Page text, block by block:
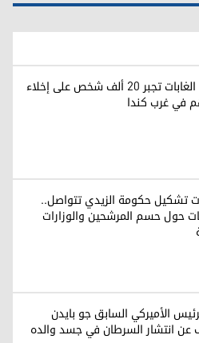
حرائق الغابات تجبر 20 ألف شخص على إخلاء
في غرب كندا
تشكيل حكومة الزيدي تتواصل..
حول حسم المرشحين والوزارات
الأميركي السابق جو بايدن
انتشار السرطان في جسد والده